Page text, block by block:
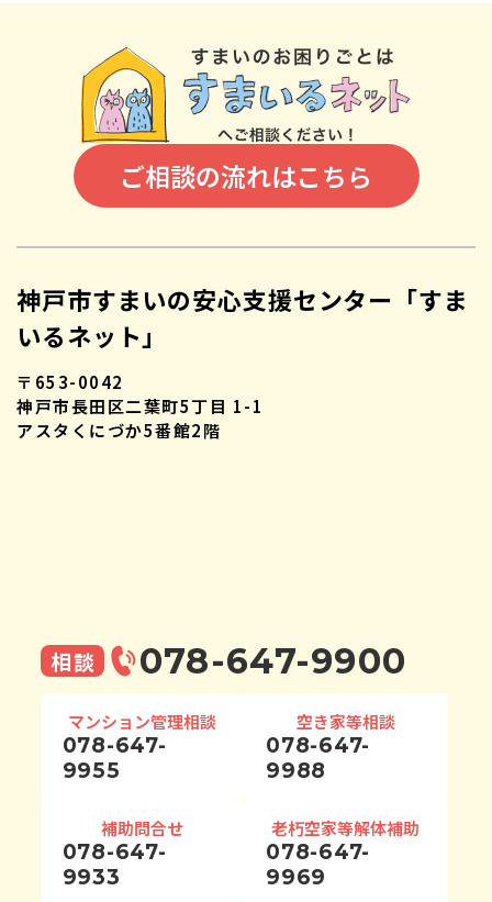
ご相談の流れはこちら
神戸市すまいの安心支援センター「すま
いるネット」
〒653-0042
神戸市長田区二葉町5丁目 1-1
アスタくにづか5番館2階
相談 078-647-9900
マンション管理相談
078-647-
9955
空き家等相談
078-647-
9988
補助問合せ
078-647-
9933
老朽空家等解体補助
078-647-
9969